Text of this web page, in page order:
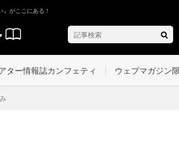
がここにある！
ター情報誌カンフェティ ウェブマガジン